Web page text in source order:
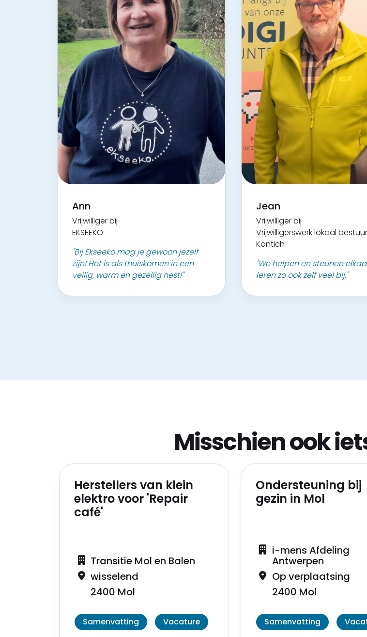
Ann
Vrijwilliger bij
EKSEEKO
"Bij Ekseeko mag je gewoon jezelf
zijn! Het is als thuiskomen in een
veilig, warm en gezellig nest!"
Jean
Vrijwilliger bij
Vrijwilligerswerk lokaal bestuur
Kontich
"We helpen en steunen
leren zo ook zelf veel bij."
Misschien ook
Herstellers van klein
elektro voor 'Repair
café'
Transitie Mol en Balen
wisselend
2400 Mol
Samenvatting Vacature
Ondersteuning bij
gezin in Mol
i-mens Afdeling
Antwerpen
Op verplaatsing
2400 Mol
Samenvatting